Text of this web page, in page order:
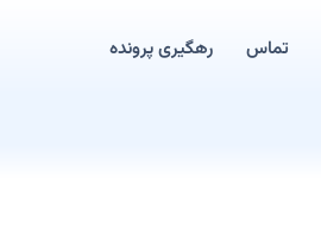
تماس رهگیری پرونده